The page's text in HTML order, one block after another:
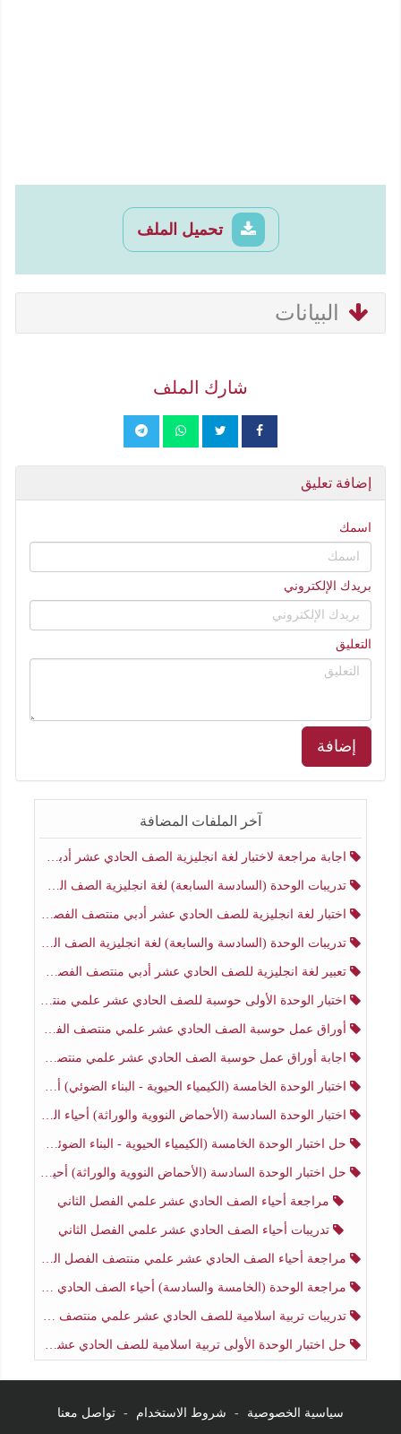
تحميل الملف
البيانات
شارك الملف
إضافة تعليق
اسمك
بريدك الإلكتروني
التعليق
إضافة
آخر الملفات المضافة
اجابة مراجعة لاختبار لغة انجليزية الصف الحادي عشر أدبي منتصف الفصل الثاني
تدريبات الوحدة (السادسة السابعة) لغة انجليزية الصف الحادي عشر أدبي منتصف الفصل الثاني
اختبار لغة انجليزية للصف الحادي عشر أدبي منتصف الفصل الثاني
تدريبات الوحدة (السادسة والسابعة) لغة انجليزية الصف الحادي عشر أدبي الفصل الثاني
تعبير لغة انجليزية للصف الحادي عشر أدبي منتصف الفصل الثاني
اختبار الوحدة الأولى حوسبة للصف الحادي عشر علمي منتصف الفصل الثاني
أوراق عمل حوسبة الصف الحادي عشر علمي منتصف الفصل الثاني
اجابة أوراق عمل حوسبة الصف الحادي عشر علمي منتصف الفصل الثاني
اختبار الوحدة الخامسة (الكيمياء الحيوية - البناء الضوئي) أحياء الصف الحادي عشر علمي الفصل الثاني
اختبار الوحدة السادسة (الأحماض النووية والوراثة) أحياء الصف الحادي عشر علمي منتصف الفصل الثاني
حل اختبار الوحدة الخامسة (الكيمياء الحيوية - البناء الضوئي) أحياء الصف الحادي عشر علمي الفصل الثاني
حل اختبار الوحدة السادسة (الأحماض النووية والوراثة) أحياء الصف الحادي عشر علمي منتصف الفصل الثاني
مراجعة أحياء الصف الحادي عشر علمي الفصل الثاني
تدريبات أحياء الصف الحادي عشر علمي الفصل الثاني
مراجعة أحياء الصف الحادي عشر علمي منتصف الفصل الثاني
مراجعة الوحدة (الخامسة والسادسة) أحياء الصف الحادي عشر علمي منتصف الفصل الثاني
تدريبات تربية اسلامية للصف الحادي عشر علمي منتصف الفصل الثاني
حل اختبار الوحدة الأولى تربية اسلامية للصف الحادي عشر علمي منتصف الفصل الثاني
سياسية الخصوصية - شروط الاستخدام - تواصل معنا